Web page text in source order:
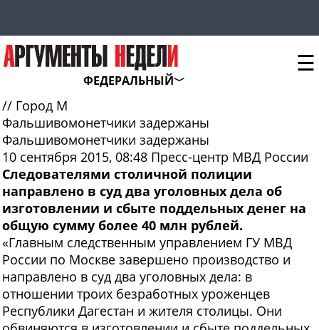
ФЕДЕРАЛЬНЫЙ
☰
// Город М
Фальшивомонетчики задержаны
Фальшивомонетчики задержаны
10 сентября 2015, 08:48 Пресс-центр МВД России
Следователями столичной полиции
направлено в суд два уголовных дела об
изготовлении и сбыте поддельных денег на
общую сумму более 40 млн рублей.
«Главным следственным управлением ГУ МВД
России по Москве завершено производство и
направлено в суд два уголовных дела: в
отношении троих безработных уроженцев
Республики Дагестан и жителя столицы. Они